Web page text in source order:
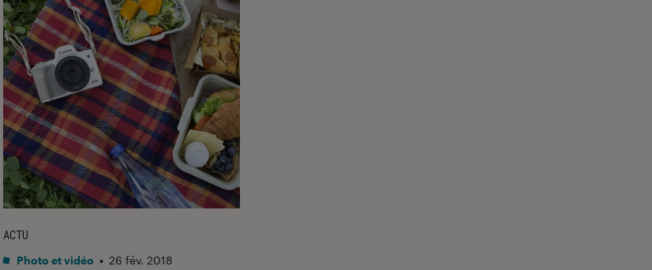
ACTU
Photo et vidéo • 26 fév. 2018